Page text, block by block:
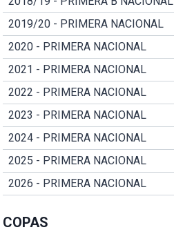
2019/20 - PRIMERA NACIONAL
2020 - PRIMERA NACIONAL
2021 - PRIMERA NACIONAL
2022 - PRIMERA NACIONAL
2023 - PRIMERA NACIONAL
2024 - PRIMERA NACIONAL
2025 - PRIMERA NACIONAL
2026 - PRIMERA NACIONAL
COPAS